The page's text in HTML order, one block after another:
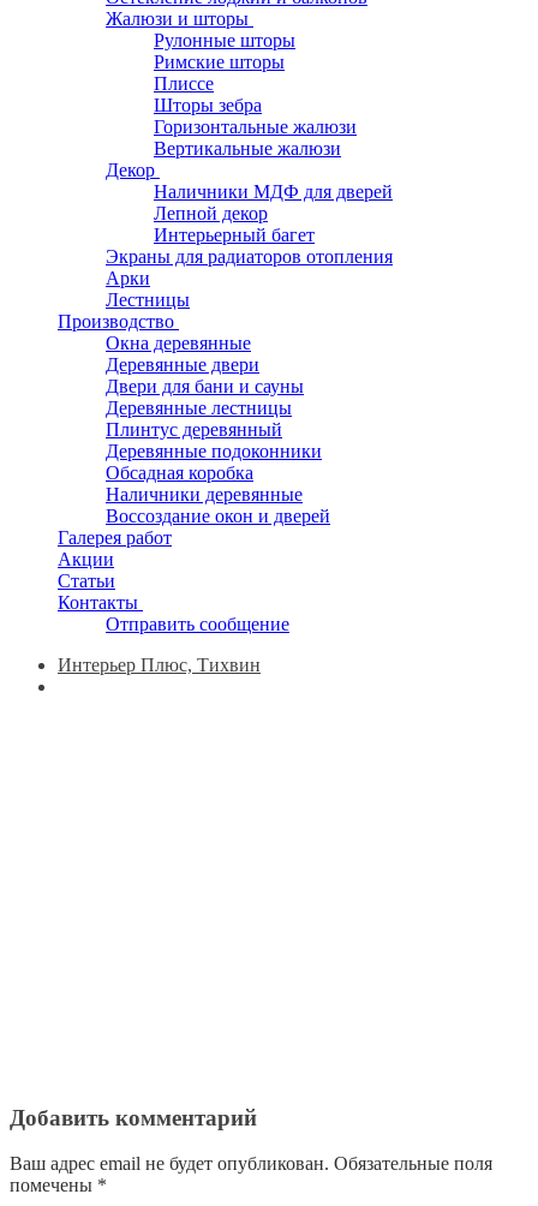
Жалюзи и шторы
Рулонные шторы
Римские шторы
Плиссе
Шторы зебра
Горизонтальные жалюзи
Вертикальные жалюзи
Декор
Наличники МДФ для дверей
Лепной декор
Интерьерный багет
Экраны для радиаторов отопления
Арки
Лестницы
Производство
Окна деревянные
Деревянные двери
Двери для бани и сауны
Деревянные лестницы
Плинтус деревянный
Деревянные подоконники
Обсадная коробка
Наличники деревянные
Воссоздание окон и дверей
Галерея работ
Акции
Статьи
Контакты
Отправить сообщение
Интерьер Плюс, Тихвин
Добавить комментарий
Ваш адрес email не будет опубликован. Обязательные поля
помечены *